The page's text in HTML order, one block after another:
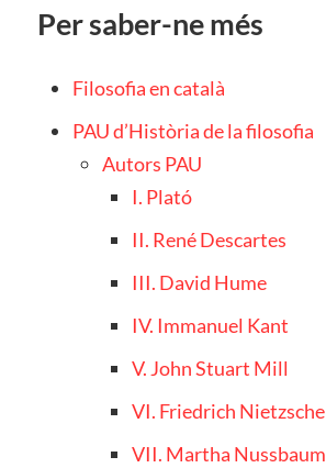
Per saber-ne més
Filosofia en català
PAU d’Història de la filosofia
Autors PAU
I. Plató
II. René Descartes
III. David Hume
IV. Immanuel Kant
V. John Stuart Mill
VI. Friedrich Nietzsche
VII. Martha Nussbaum